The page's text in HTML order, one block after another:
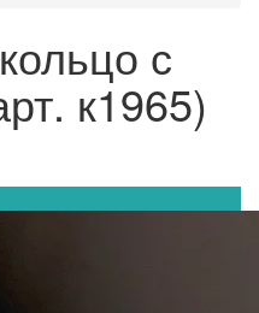
с
к1965)